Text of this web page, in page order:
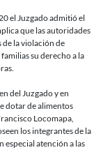
el Juzgado admitió el
que las autoridades
de la violación de
su derecho a la
del Juzgado y en
dotar de alimentos
Locomapa,
los integrantes de la
especial atención a las